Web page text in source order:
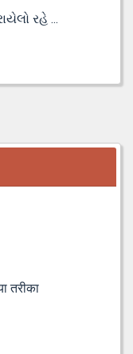
રહે ...
तरीका